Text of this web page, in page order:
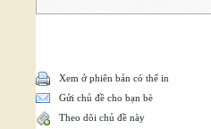
Xem ở phiên bản có thể in
Gửi chủ đề cho bạn bè
Theo dõi chủ đề này